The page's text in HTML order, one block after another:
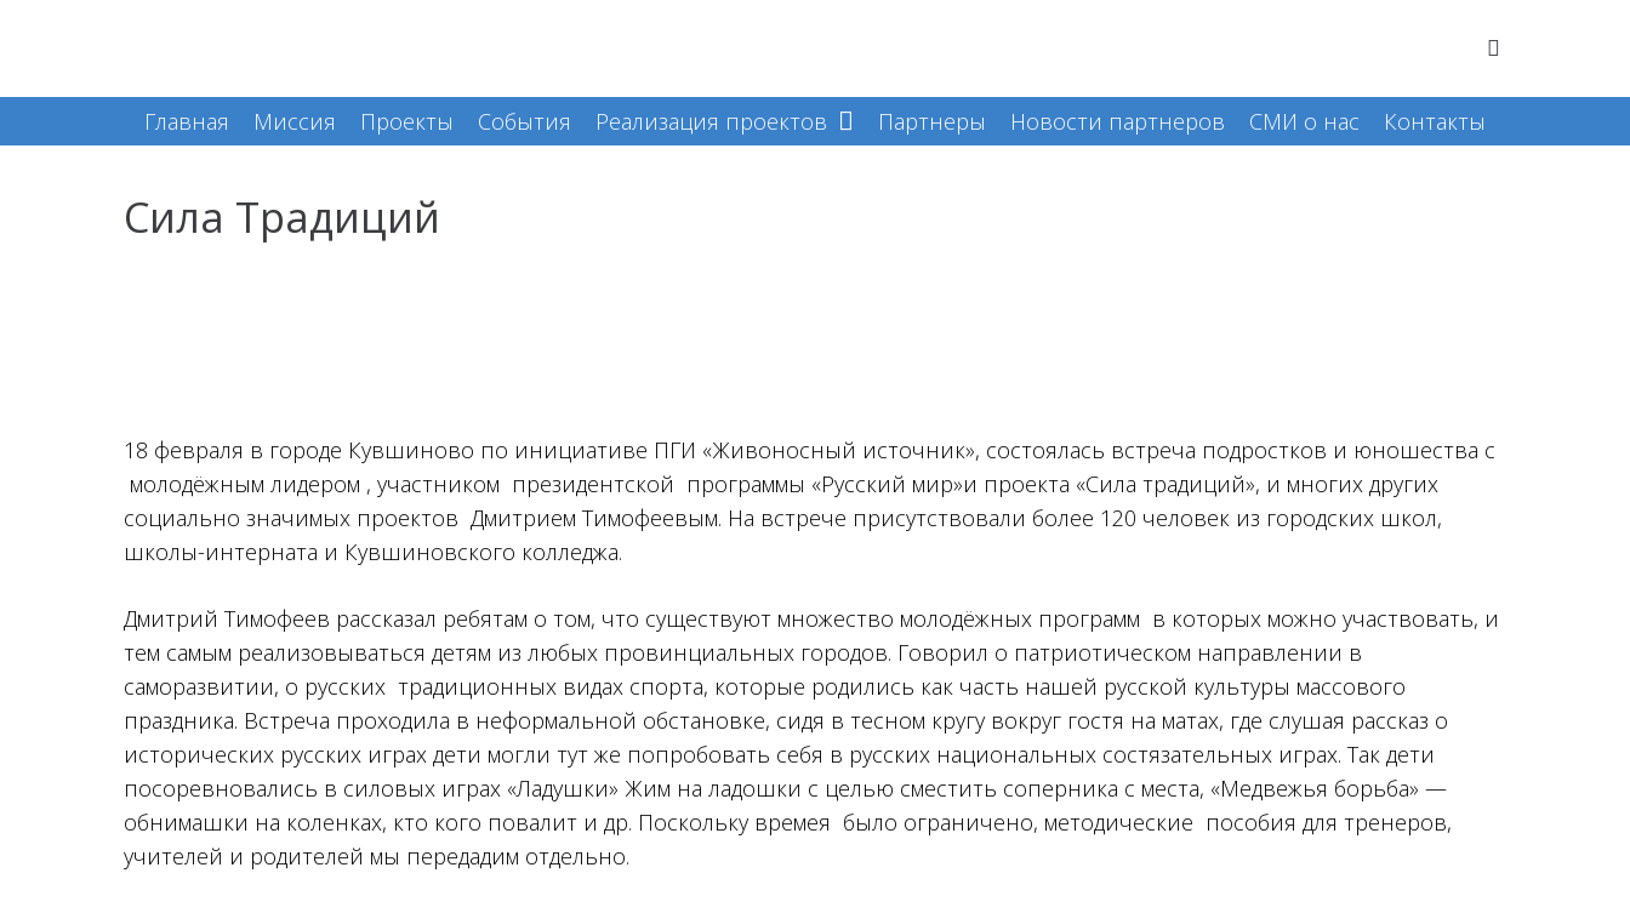
Главная Миссия Проекты События Реализация проектов Партнеры Новости партнеров СМИ о нас Контакты
Сила Традиций
18 февраля в городе Кувшиново по инициативе ПГИ «Живоносный источник», состоялась встреча подростков и юношества с
молодёжным лидером , участником президентской программы «Русский мир»и проекта «Сила традиций», и многих других
социально значимых проектов Дмитрием Тимофеевым. На встрече присутствовали более 120 человек из городских школ,
школы-интерната и Кувшиновского колледжа.
Дмитрий Тимофеев рассказал ребятам о том, что существуют множество молодёжных программ в которых можно участвовать, и
тем самым реализовываться детям из любых провинциальных городов. Говорил о патриотическом направлении в
саморазвитии, о русских традиционных видах спорта, которые родились как часть нашей русской культуры массового
праздника. Встреча проходила в неформальной обстановке, сидя в тесном кругу вокруг гостя на матах, где слушая рассказ о
исторических русских играх дети могли тут же попробовать себя в русских национальных состязательных играх. Так дети
посоревновались в силовых играх «Ладушки» Жим на ладошки с целью сместить соперника с места, «Медвежья борьба» —
обнимашки на коленках, кто кого повалит и др. Поскольку времея было ограничено, методические пособия для тренеров,
учителей и родителей мы передадим отдельно.